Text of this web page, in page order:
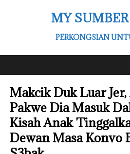
MY
PERKONGSIAN
Makcik Duk Luar
Pakwe Dia Masuk
Kisah Anak
Dewan Masa Konvo